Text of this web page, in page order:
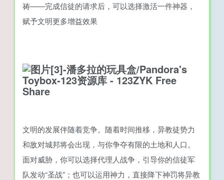
祷——完成信徒的请求后，可以选择激活一件神器，
赋予文明更多增益效果
文明的发展伴随着竞争。随着时间推移，异教徒势力
和敌对城邦将会出现，与你争夺有限的土地和人口。
面对威胁，你可以选择代理人战争，引导你的信徒军
队发动“圣战”；也可以运用神力，直接降下神罚将异教